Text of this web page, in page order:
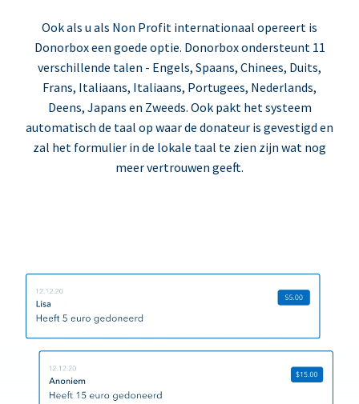
Ook als u als Non Profit internationaal opereert is
Donorbox een goede optie. Donorbox ondersteunt 11
verschillende talen - Engels, Spaans, Chinees, Duits,
Frans, Italiaans, Italiaans, Portugees, Nederlands,
Deens, Japans en Zweeds. Ook pakt het systeem
automatisch de taal op waar de donateur is gevestigd en
zal het formulier in de lokale taal te zien zijn wat nog
meer vertrouwen geeft.